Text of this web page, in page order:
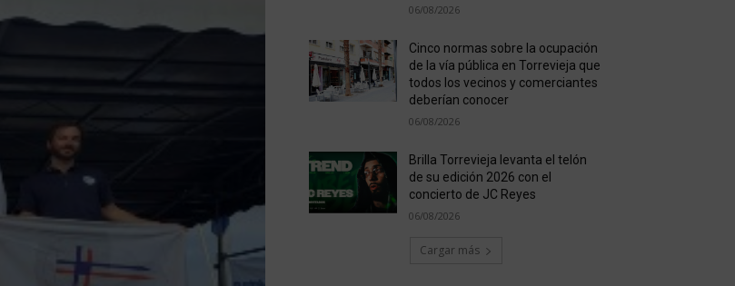
06/08/2026
Cinco normas sobre la ocupación
de la vía pública en Torrevieja que
todos los vecinos y comerciantes
deberían conocer
06/08/2026
Brilla Torrevieja levanta el telón
de su edición 2026 con el
concierto de JC Reyes
06/08/2026
Cargar más